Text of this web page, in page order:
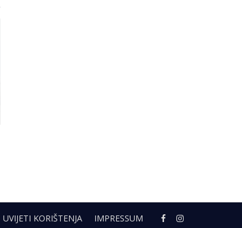
UVIJETI KORIŠTENJA IMPRESSUM